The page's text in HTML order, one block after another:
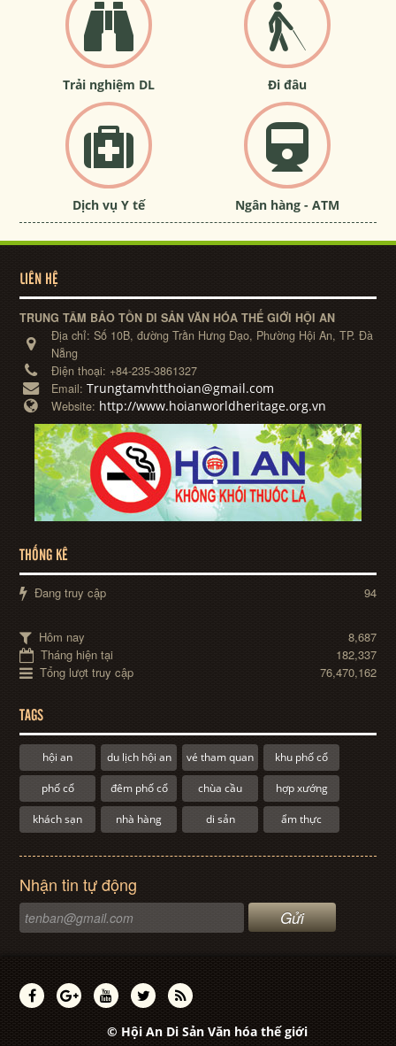
Trải nghiệm DL Đi đâu
Dịch vụ Y tế Ngân hàng - ATM
LIÊN HỆ
TRUNG TÂM BẢO TỒN DI SẢN VĂN HÓA THẾ GIỚI HỘI AN
Địa chỉ:Số 10B, đường Trần Hưng Đạo, Phường Hội An, TP. Đà
Nẵng
Điện thoại: +84-235-3861327
Email:Trungtamvhtthoian@gmail.com
Website: http://www.hoianworldheritage.org.vn
THỐNG KÊ
Đang truy cập 94
Hôm nay
8,687
Tháng hiện tại
182,337
Tổng lượt truy cập
76,470,162
TAGS
hội an du lịch hội an vé tham quan khu phố cổ
phố cổ đêm phố cổ chùa cầu hợp xướng
khách sạn nhà hàng di sản ẩm thực
Nhận tin tự động
© Hội An Di Sản Văn hóa thế giới